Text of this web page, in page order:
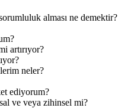
alması ne demektir?
artırıyor?
neler?
ediyorum?
ve veya zihinsel mi?